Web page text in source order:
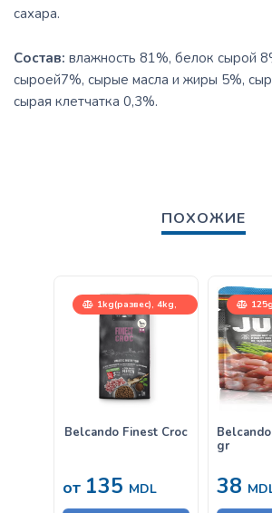
сахара.
Состав: влажность 81%, белок сырой
сыроей7%, сырые масла и жиры 5%,
сырая клетчатка 0,3%.
ПОХОЖИЕ
1kg(развес), 4kg,
12,5kg
Belcando Finest Croc
от 135 MDL
125g
gr
38